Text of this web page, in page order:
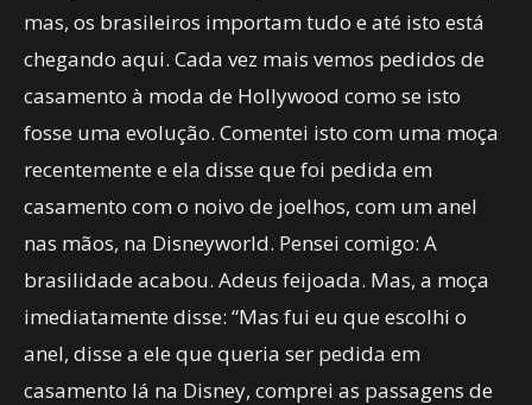
mas, os brasileiros importam tudo e até isto está
chegando aqui. Cada vez mais vemos pedidos de
casamento à moda de Hollywood como se isto
fosse uma evolução. Comentei isto com uma moça
recentemente e ela disse que foi pedida em
casamento com o noivo de joelhos, com um anel
nas mãos, na Disneyworld. Pensei comigo: A
brasilidade acabou. Adeus feijoada. Mas, a moça
imediatamente disse: “Mas fui eu que escolhi o
anel, disse a ele que queria ser pedida em
casamento lá na Disney, comprei as passagens de